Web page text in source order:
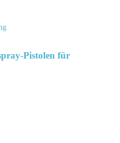
Pistolen für